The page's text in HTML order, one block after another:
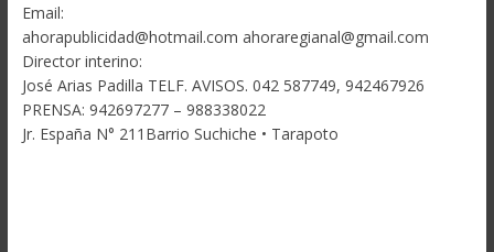
Email:
ahorapublicidad@hotmail.com ahoraregianal@gmail.com
Director interino:
José Arias Padilla TELF. AVISOS. 042 587749, 942467926
PRENSA: 942697277 – 988338022
Jr. España N° 211Barrio Suchiche • Tarapoto